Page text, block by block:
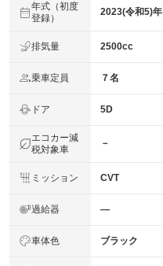
年式（初度
登録）
2023(令和5)年
排気量 2500cc
乗車定員 ７名
ドア 5D
エコカー減
税対象車
－
ミッション CVT
過給器 ―
車体色 ブラック